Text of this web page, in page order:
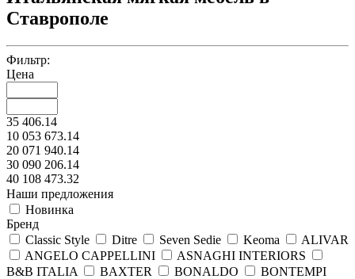
Ставрополе
Фильтр:
Цена
35 406.14
10 053 673.14
20 071 940.14
30 090 206.14
40 108 473.32
Наши предложения
Новинка
Бренд
Classic Style
Ditre Seven Sedie Keoma
ALIVAR
ANGELO CAPPELLINI
ASNAGHI INTERIORS
B&B ITALIA
BAXTER BONALDO
BONTEMPI